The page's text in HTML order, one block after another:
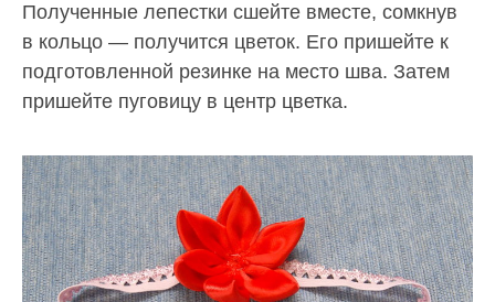
Полученные лепестки сшейте вместе, сомкнув
в кольцо — получится цветок. Его пришейте к
подготовленной резинке на место шва. Затем
пришейте пуговицу в центр цветка.